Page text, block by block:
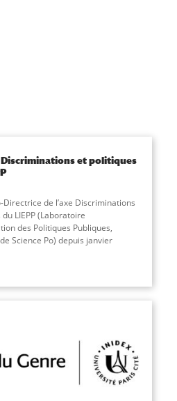
Discriminations et politiques
de l’axe Discriminations
LIEPP (Laboratoire
des Politiques Publiques,
Science Po) depuis janvier